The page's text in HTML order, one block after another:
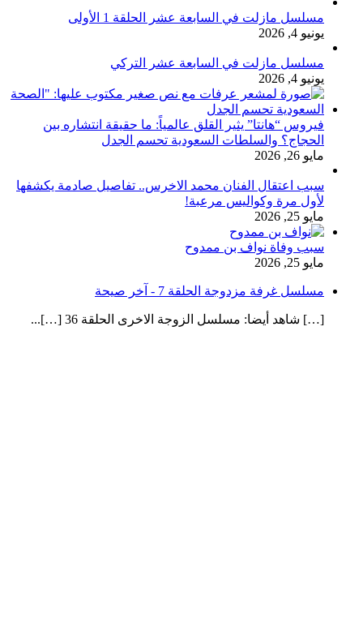
مسلسل مازلت في السابعة عشر الحلقة 1 الأولى
يونيو 4, 2026
مسلسل مازلت في السابعة عشر التركي
يونيو 4, 2026
فيروس “هانتا” يثير القلق عالمياً: ما حقيقة انتشاره بين
الحجاج؟ والسلطات السعودية تحسم الجدل
مايو 26, 2026
سبب اعتقال الفنان محمد الاخرس.. تفاصيل صادمة يكشفها
لأول مرة وكواليس مرعبة!
مايو 25, 2026
سبب وفاة نواف بن ممدوح
مايو 25, 2026
مسلسل غرفة مزدوجة الحلقة 7 - آخر صيحة
[…] شاهد أيضا: مسلسل الزوجة الاخرى الحلقة 36 […]...